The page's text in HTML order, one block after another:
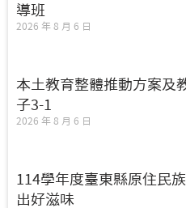
導班
2026 年 8 月 6 日
本土教育整體推動方案及
子3-1
2026 年 8 月 6 日
114學年度臺東縣原住民
出好滋味